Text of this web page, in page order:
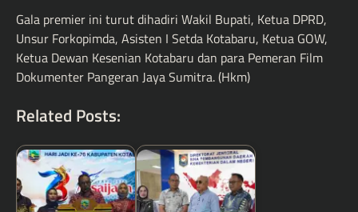
Gala premier ini turut dihadiri Wakil Bupati, Ketua DPRD,
Unsur Forkopimda, Asisten I Setda Kotabaru, Ketua GOW,
Ketua Dewan Kesenian Kotabaru dan para Pemeran Film
Dokumenter Pangeran Jaya Sumitra. (Hkm)
Related Posts: